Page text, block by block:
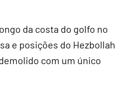
da costa do golfo no
e posições do Hezbollah
com um único